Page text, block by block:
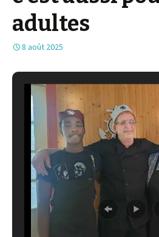
adultes
8 août 2025